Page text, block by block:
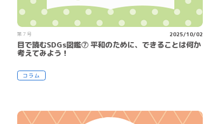
第７号 2025/10/02
目で読むSDGs図鑑⑦ 平和のために、できることは何か
考えてみよう！
コラム